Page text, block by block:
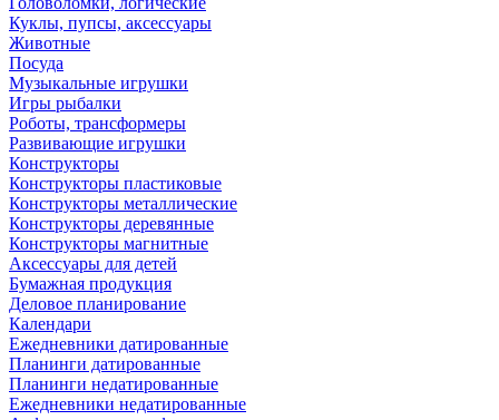
Куклы, пупсы, аксессуары
Животные
Посуда
Музыкальные игрушки
Игры рыбалки
Роботы, трансформеры
Развивающие игрушки
Конструкторы
Конструкторы пластиковые
Конструкторы металлические
Конструкторы деревянные
Конструкторы магнитные
Аксессуары для детей
Бумажная продукция
Деловое планирование
Календари
Ежедневники датированные
Планинги датированные
Планинги недатированные
Ежедневники недатированные